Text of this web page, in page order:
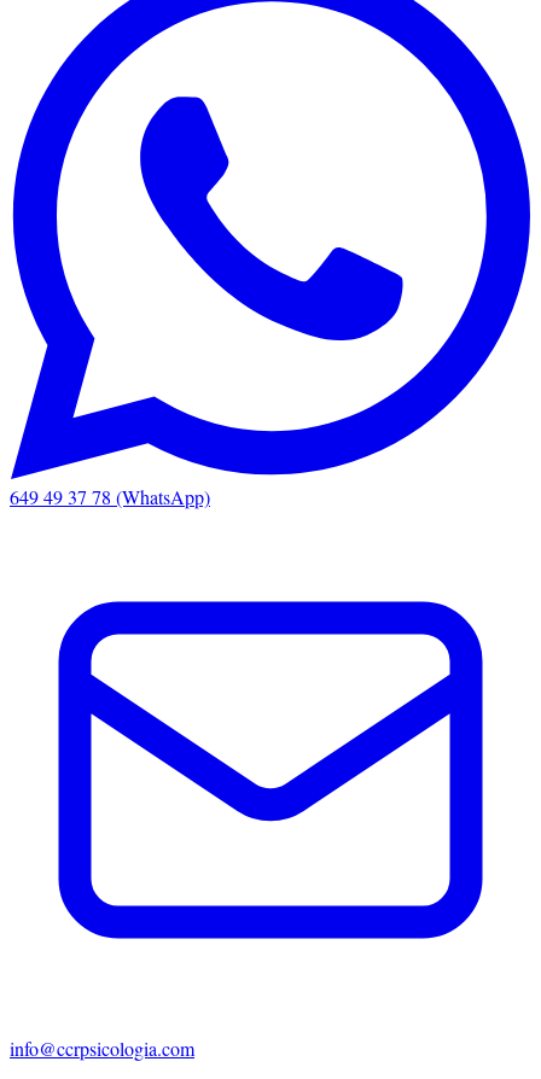
649 49 37 78 (WhatsApp)
info@ccrpsicologia.com